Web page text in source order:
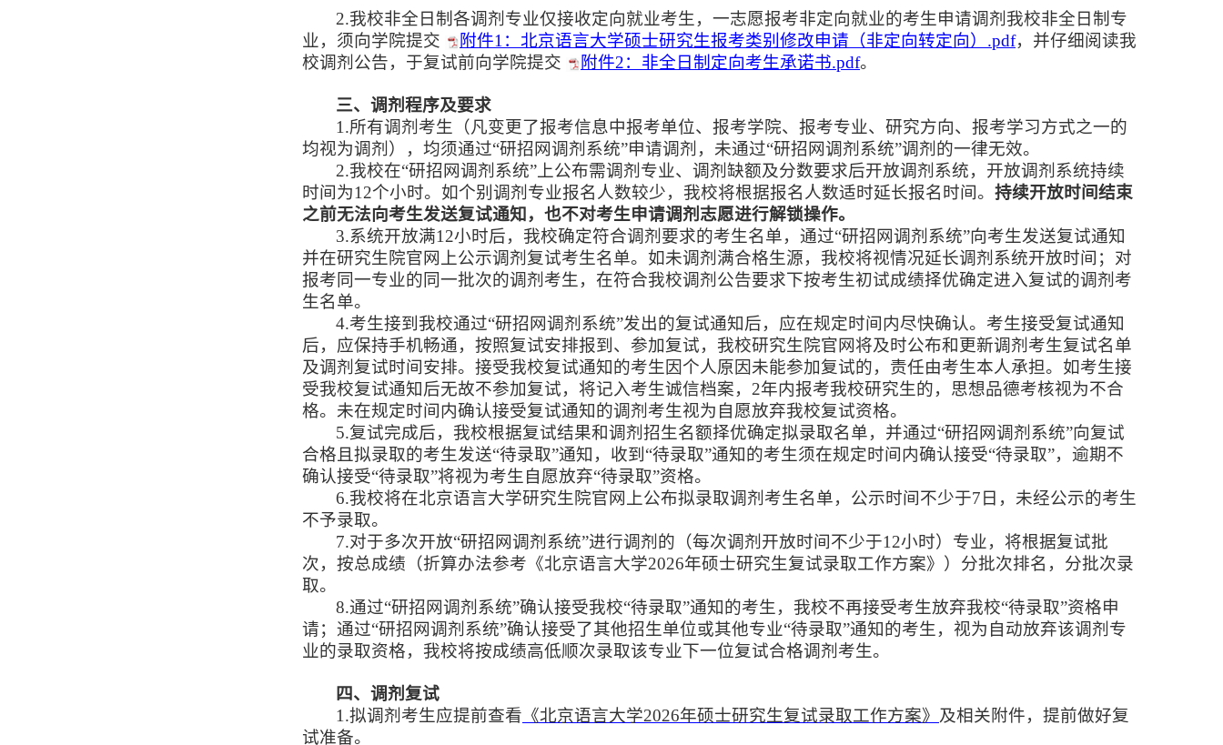
2.我校非全日制各调剂专业仅接收定向就业考生，一志愿报考非定向就业的考生申请调剂我校非全日制专
业，须向学院提交
附件1：北京语言大学硕士研究生报考类别修改申请（非定向转定向）.pdf，并仔细阅读我
校调剂公告，于复试前向学院提交
附件2：非全日制定向考生承诺书.pdf。
三、调剂程序及要求
1.所有调剂考生（凡变更了报考信息中报考单位、报考学院、报考专业、研究方向、报考学习方式之一的
均视为调剂），均须通过“研招网调剂系统”申请调剂，未通过“研招网调剂系统”调剂的一律无效。
2.我校在“研招网调剂系统”上公布需调剂专业、调剂缺额及分数要求后开放调剂系统，开放调剂系统持续
时间为12个小时。如个别调剂专业报名人数较少，我校将根据报名人数适时延长报名时间。 持续开放时间结束
之前无法向考生发送复试通知，也不对考生申请调剂志愿进行解锁操作。
3.系统开放满12小时后，我校确定符合调剂要求的考生名单，通过“研招网调剂系统”向考生发送复试通知
并在研究生院官网上公示调剂复试考生名单。如未调剂满合格生源，我校将视情况延长调剂系统开放时间；对
报考同一专业的同一批次的调剂考生，在符合我校调剂公告要求下按考生初试成绩择优确定进入复试的调剂考
生名单。
4.考生接到我校通过“研招网调剂系统”发出的复试通知后，应在规定时间内尽快确认。考生接受复试通知
后，应保持手机畅通，按照复试安排报到、参加复试，我校研究生院官网将及时公布和更新调剂考生复试名单
及调剂复试时间安排。接受我校复试通知的考生因个人原因未能参加复试的，责任由考生本人承担。如考生接
受我校复试通知后无故不参加复试，将记入考生诚信档案，2年内报考我校研究生的，思想品德考核视为不合
格。未在规定时间内确认接受复试通知的调剂考生视为自愿放弃我校复试资格。
5.复试完成后，我校根据复试结果和调剂招生名额择优确定拟录取名单，并通过“研招网调剂系统”向复试
合格且拟录取的考生发送“待录取”通知，收到“待录取”通知的考生须在规定时间内确认接受“待录取”，逾期不
确认接受“待录取”将视为考生自愿放弃“待录取”资格。
6.我校将在北京语言大学研究生院官网上公布拟录取调剂考生名单，公示时间不少于7日，未经公示的考生
不予录取。
7.对于多次开放“研招网调剂系统”进行调剂的（每次调剂开放时间不少于12小时）专业，将根据复试批
次，按总成绩（折算办法参考《北京语言大学2026年硕士研究生复试录取工作方案》）分批次排名，分批次录
取。
8.通过“研招网调剂系统”确认接受我校“待录取”通知的考生，我校不再接受考生放弃我校“待录取”资格申
请；通过“研招网调剂系统”确认接受了其他招生单位或其他专业“待录取”通知的考生，视为自动放弃该调剂专
业的录取资格，我校将按成绩高低顺次录取该专业下一位复试合格调剂考生。
四、调剂复试
1.拟调剂考生应提前查看 《北京语言大学2026年硕士研究生复试录取工作方案》 及相关附件，提前做好复
试准备。